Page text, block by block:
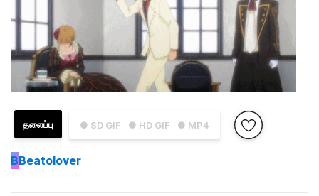
● SD GIF ● HD GIF ● MP4
தலைப்பு
BBeatolover